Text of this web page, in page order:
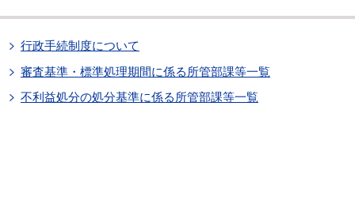
行政手続制度について
審査基準・標準処理期間に係る所管部課等一覧
不利益処分の処分基準に係る所管部課等一覧